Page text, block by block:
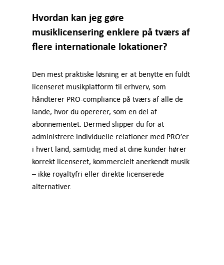
Hvordan kan jeg gøre
musiklicensering enklere på tværs af
flere internationale lokationer?
Den mest praktiske løsning er at benytte en fuldt
licenseret musikplatform til erhverv, som
håndterer PRO-compliance på tværs af alle de
lande, hvor du opererer, som en del af
abonnementet. Dermed slipper du for at
administrere individuelle relationer med PRO’er
i hvert land, samtidig med at dine kunder hører
korrekt licenseret, kommercielt anerkendt musik
– ikke royaltyfri eller direkte licenserede
alternativer.